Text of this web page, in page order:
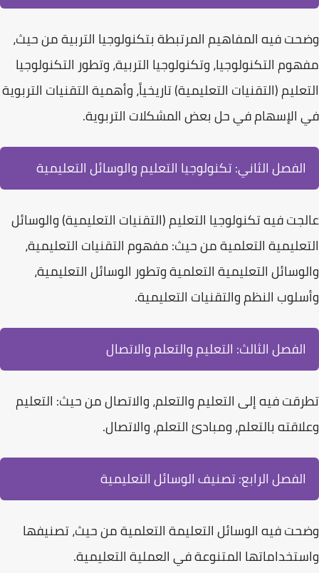
وضحت فيه المفاهيم المرتبطةبتكنولوجيا التربيةمن حيث،
مفهوم التكنولوجيا، وتكنولوجيا التربية، وتطور التكنولوجيا
التعليم (التقنيات التعليمية) تاريخياً، وأهمية التقنيات التربوية
في الإسهام في حل بعض المشكلات التربوية.
الفصل الثاني: تكنولوجيا التعليم والوسائل التعليمية
عالجت فيه تكنولوجيا التعليم (التقنيات التعليمية) والوسائل
التعليمية التعلمية من حيث: مفهوم التقنيات التعليمية،
والوسائل التعليمية التعلمية وتطور الوسائل التعليمية،
وأسلوب النظم والتقنيات التعليمية.
الفصل الثالث: التعليم والتعلم والاتصال
تطرقت فيه إلى التعليم والتعلم، والاتصال من حيث: التعليم
وعلاقته بالتعلم، ومبادئ التعلم، والاتصال.
الفصل الرابع: تصنيف الوسائل التعليمية
وضحت فيه الوسائل التعليمة التعلمية من حيث،تصنيفها
واستخداماتها المتنوعة في العملية التعليمية.